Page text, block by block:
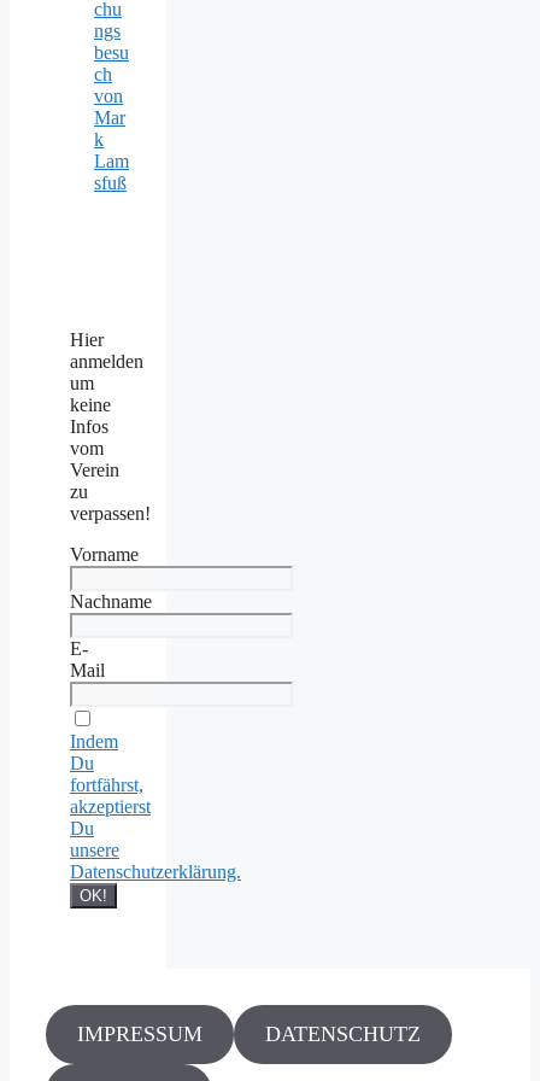
chu
ngs
besu
ch
von
Mar
k
Lam
sfuß
Hier
anmelden
um
keine
Infos
vom
Verein
zu
verpassen!
Vorname
Nachname
E-
Mail
Indem
Du
fortfährst,
akzeptierst
Du
unsere
Datenschutzerklärung.
IMPRESSUM DATENSCHUTZ